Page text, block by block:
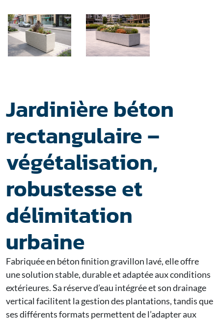
Jardinière béton
rectangulaire –
végétalisation,
robustesse et
délimitation
urbaine
Fabriquée en béton finition gravillon lavé, elle offre
une solution stable, durable et adaptée aux conditions
extérieures. Sa réserve d’eau intégrée et son drainage
vertical facilitent la gestion des plantations, tandis que
ses différents formats permettent de l’adapter aux